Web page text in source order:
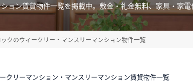
ン賃貸物件一覧を掲載中。敷金・礼金無料、家具・家
クのウィークリー・マンスリーマンション物件一覧
クリーマンション・マンスリーマンション賃貸物件一覧